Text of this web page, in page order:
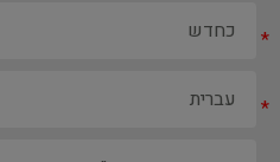
*
*